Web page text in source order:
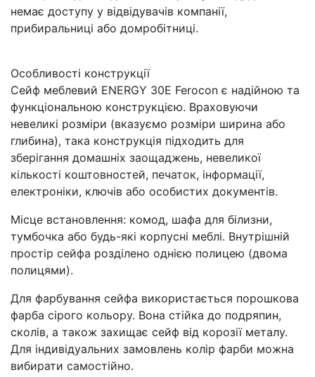
немає доступу у відвідувачів компанії,
прибиральниці або домробітниці.
Особливості конструкції
Сейф меблевий ENERGY 30E Ferocon є надійною та
функціональною конструкцією. Враховуючи
невеликі розміри (вказуємо розміри ширина або
глибина), така конструкція підходить для
зберігання домашніх заощаджень, невеликої
кількості коштовностей, печаток, інформації,
електроніки, ключів або особистих документів.
Місце встановлення: комод, шафа для білизни,
тумбочка або будь-які корпусні меблі. Внутрішній
простір сейфа розділено однією полицею (двома
полицями).
Для фарбування сейфа використається порошкова
фарба сірого кольору. Вона стійка до подряпин,
сколів, а також захищає сейф від корозії металу.
Для індивідуальних замовлень колір фарби можна
вибирати самостійно.